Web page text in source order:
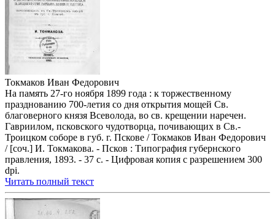
Токмаков Иван Федорович
На память 27-го ноября 1899 года : к торжественному
празднованию 700-летия со дня открытия мощей Св.
благоверного князя Всеволода, во св. крещении наречен.
Гавриилом, псковского чудотворца, почивающих в Св.-
Троицком соборе в губ. г. Пскове / Токмаков Иван Федорович
/ [соч.] И. Токмакова. - Псков : Типография губернского
правления, 1893. - 37 с. - Цифровая копия с разрешением 300
dpi.
Читать полный текст